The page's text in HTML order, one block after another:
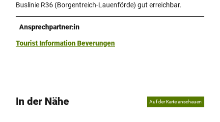
Buslinie R36 (Borgentreich-Lauenförde) gut erreichbar.
Ansprechpartner:in
Tourist Information Beverungen
In der Nähe Auf der Karte anschauen